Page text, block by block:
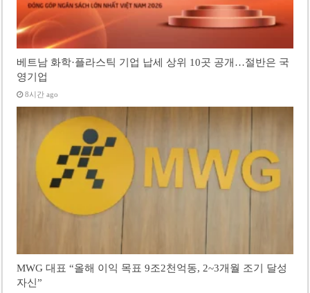
베트남 화학·플라스틱 기업 납세 상위 10곳 공개…절반은 국
영기업
8시간 ago
MWG 대표 “올해 이익 목표 9조2천억동, 2~3개월 조기 달성
자신”